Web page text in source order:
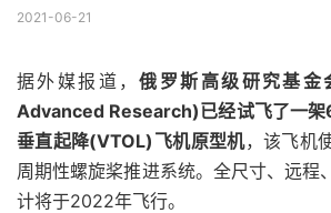
2021-06-21
据外媒报道，俄罗斯高级研究基金
Advanced Research)已经试飞了一
垂直起降(VTOL)飞机原型机，该飞机
周期性螺旋桨推进系统。全尺寸、远程
计将于2022年飞行。